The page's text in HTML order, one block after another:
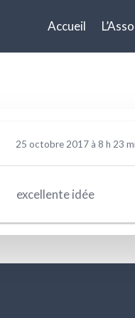
Accueil
:
25 octobre 2017 à 8 h 23
excellente idée